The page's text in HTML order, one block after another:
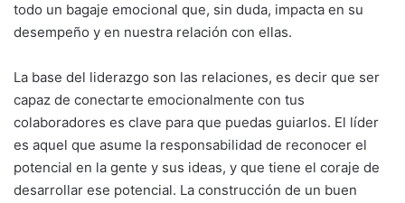
todo un bagaje emocional que, sin duda, impacta en su
desempeño y en nuestra relación con ellas.
La base del liderazgo son las relaciones, es decir que ser
capaz de conectarte emocionalmente con tus
colaboradores es clave para que puedas guiarlos. El líder
es aquel que asume la responsabilidad de reconocer el
potencial en la gente y sus ideas, y que tiene el coraje de
desarrollar ese potencial. La construcción de un buen